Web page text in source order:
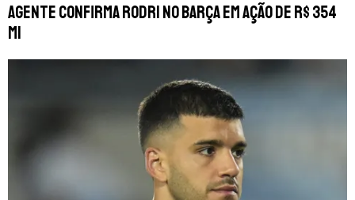
Agente confirma Rodri no Barça em ação de R$ 354
mi